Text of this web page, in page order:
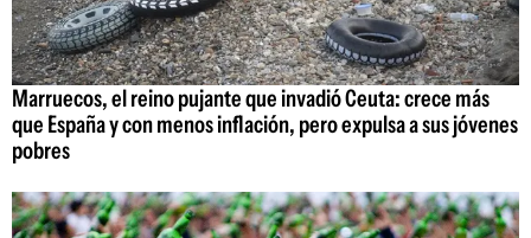
Marruecos, el reino pujante que invadió Ceuta: crece más
que España y con menos inflación, pero expulsa a sus jóvenes
pobres